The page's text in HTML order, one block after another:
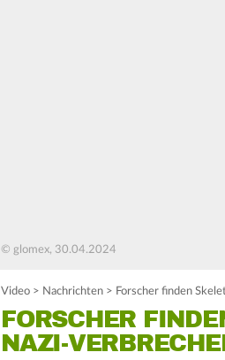
© glomex, 30.04.2024
Video > Nachrichten > Forscher finden
FORSCHER
NAZI-